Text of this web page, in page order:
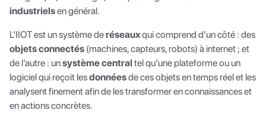
industrielsen général.
L’IIOT est un système deréseauxqui comprend d’un côté : des
objets connectés (machines, capteurs, robots) à internet ; et
de l’autre : unsystème central tel qu’une plateforme ou un
logiciel qui reçoit lesdonnéesde ces objets en temps réel et les
analysent finement afin de les transformer en connaissances et
en actions concrètes.